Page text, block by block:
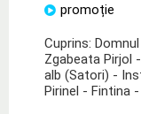
promoție
Cuprins:
Zgabeata Pirjol
alb (Satori) -
Pirinel - Fintina